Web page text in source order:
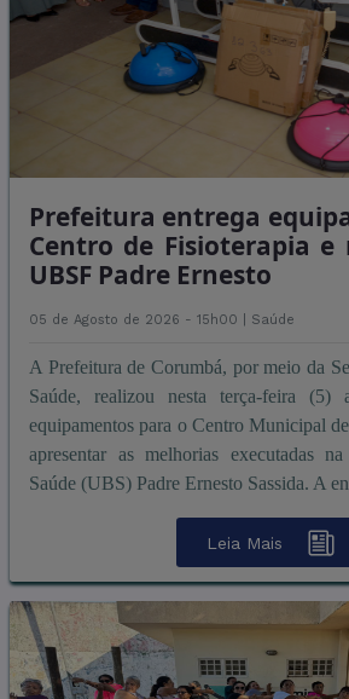
Prefeitura entrega
Centro de Fisioterapia e
UBSF Padre Ernesto
05 de Agosto de 2026 - 15h00 | Saúde
A Prefeitura de Corumbá, por meio da
Saúde, realizou nesta terça-feira (5)
equipamentos para o Centro Municipal
apresentar as melhorias executadas
Saúde (UBS) Padre Ernesto Sassida. A
Leia Mais